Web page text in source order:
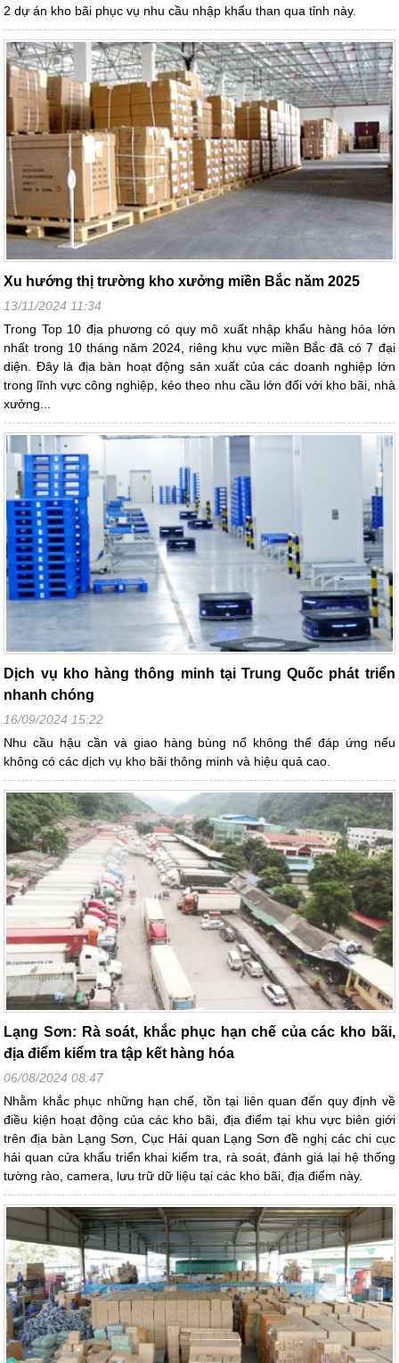
2 dự án kho bãi phục vụ nhu cầu nhập khẩu than qua tỉnh này.
Xu hướng thị trường kho xưởng miền Bắc năm 2025
13/11/2024 11:34
Trong Top 10 địa phương có quy mô xuất nhập khẩu hàng hóa lớn
nhất trong 10 tháng năm 2024, riêng khu vực miền Bắc đã có 7 đại
diện. Đây là địa bàn hoạt động sản xuất của các doanh nghiệp lớn
trong lĩnh vực công nghiệp, kéo theo nhu cầu lớn đối với kho bãi, nhà
xưởng...
Dịch vụ kho hàng thông minh tại Trung Quốc phát triển
nhanh chóng
16/09/2024 15:22
Nhu cầu hậu cần và giao hàng bùng nổ không thể đáp ứng nếu
không có các dịch vụ kho bãi thông minh và hiệu quả cao.
Lạng Sơn: Rà soát, khắc phục hạn chế của các kho bãi,
địa điểm kiểm tra tập kết hàng hóa
06/08/2024 08:47
Nhằm khắc phục những hạn chế, tồn tại liên quan đến quy định về
điều kiện hoạt động của các kho bãi, địa điểm tại khu vực biên giới
trên địa bàn Lạng Sơn, Cục Hải quan Lạng Sơn đề nghị các chi cục
hải quan cửa khẩu triển khai kiểm tra, rà soát, đánh giá lại hệ thống
tường rào, camera, lưu trữ dữ liệu tại các kho bãi, địa điểm này.